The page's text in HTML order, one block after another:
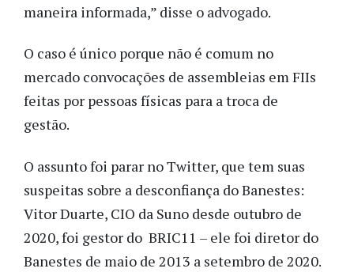
maneira informada,” disse o advogado.
O caso é único porque não é comum no
mercado convocações de assembleias em FIIs
feitas por pessoas físicas para a troca de
gestão.
O assunto foi parar no Twitter, que tem suas
suspeitas sobre a desconfiança do Banestes:
Vitor Duarte, CIO da Suno desde outubro de
2020, foi gestor do BRIC11 – ele foi diretor do
Banestes de maio de 2013 a setembro de 2020.